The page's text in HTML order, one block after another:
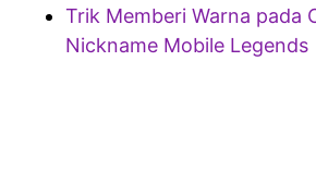
Trik Memberi Warna pada
Nickname Mobile Legends